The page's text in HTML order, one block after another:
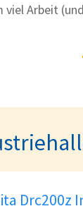
Arbeit
Drc200z